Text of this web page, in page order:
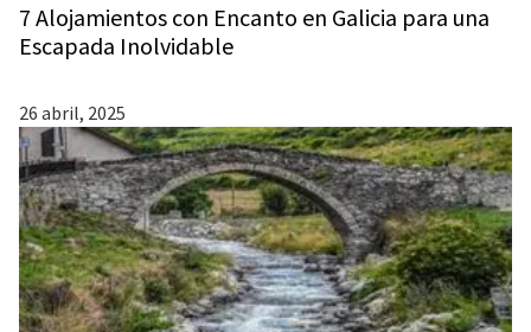
7 Alojamientos con Encanto en Galicia para una
Escapada Inolvidable
26 abril, 2025